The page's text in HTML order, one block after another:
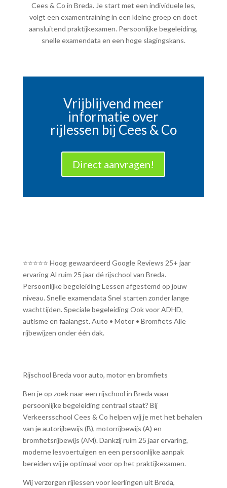
Cees & Co in Breda. Je start met een individuele les,
volgt een examentraining in een kleine groep en doet
aansluitend praktijkexamen. Persoonlijke begeleiding,
snelle examendata en een hoge slagingskans.
Vrijblijvend meer
informatie over
rijlessen bij Cees & Co
Direct aanvragen!
⭐⭐⭐⭐⭐ Hoog gewaardeerd Google Reviews 25+ jaar
ervaring Al ruim 25 jaar dé rijschool van Breda.
Persoonlijke begeleiding Lessen afgestemd op jouw
niveau. Snelle examendata Snel starten zonder lange
wachttijden. Speciale begeleiding Ook voor ADHD,
autisme en faalangst. Auto • Motor • Bromfiets Alle
rijbewijzen onder één dak.
Rijschool Breda voor auto, motor en bromfiets
Ben je op zoek naar een rijschool in Breda waar
persoonlijke begeleiding centraal staat? Bij
Verkeersschool Cees & Co helpen wij je met het behalen
van je autorijbewijs (B), motorrijbewijs (A) en
bromfietsrijbewijs (AM). Dankzij ruim 25 jaar ervaring,
moderne lesvoertuigen en een persoonlijke aanpak
bereiden wij je optimaal voor op het praktijkexamen.
Wij verzorgen rijlessen voor leerlingen uit Breda,